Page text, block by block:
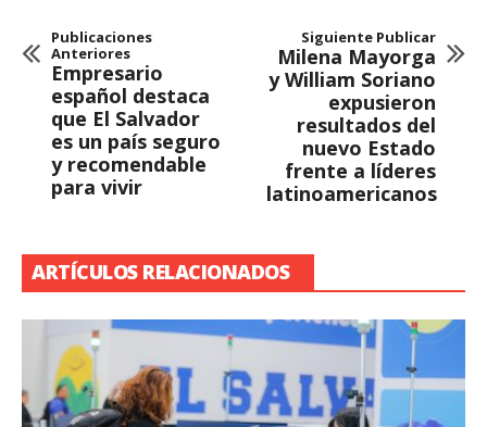
Publicaciones
Anteriores
Empresario
español destaca
que El Salvador
es un país seguro
y recomendable
para vivir
Siguiente Publicar
Milena Mayorga
y William Soriano
expusieron
resultados del
nuevo Estado
frente a líderes
latinoamericanos
ARTÍCULOS RELACIONADOS